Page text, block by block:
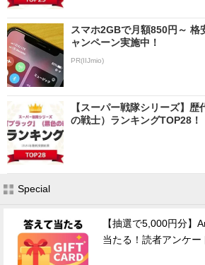
スマホ2GBで月額850円～ 格
ャンペーン実施中！
PR(IIJmio)
【スーパー戦隊シリーズ】
の戦士）ランキングTOP28
Special
【抽選で5,000円分】
当たる！読者アンケー